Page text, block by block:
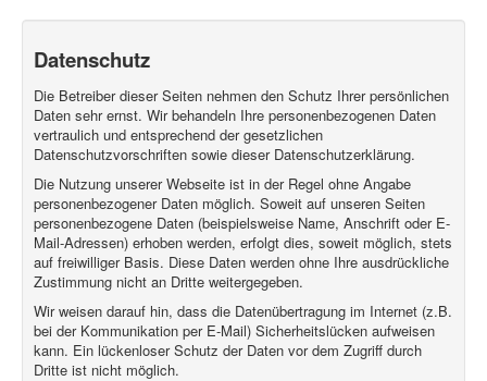
Datenschutz
Die Betreiber dieser Seiten nehmen den Schutz Ihrer persönlichen
Daten sehr ernst. Wir behandeln Ihre personenbezogenen Daten
vertraulich und entsprechend der gesetzlichen
Datenschutzvorschriften sowie dieser Datenschutzerklärung.
Die Nutzung unserer Webseite ist in der Regel ohne Angabe
personenbezogener Daten möglich. Soweit auf unseren Seiten
personenbezogene Daten (beispielsweise Name, Anschrift oder E-
Mail-Adressen) erhoben werden, erfolgt dies, soweit möglich, stets
auf freiwilliger Basis. Diese Daten werden ohne Ihre ausdrückliche
Zustimmung nicht an Dritte weitergegeben.
Wir weisen darauf hin, dass die Datenübertragung im Internet (z.B.
bei der Kommunikation per E-Mail) Sicherheitslücken aufweisen
kann. Ein lückenloser Schutz der Daten vor dem Zugriff durch
Dritte ist nicht möglich.